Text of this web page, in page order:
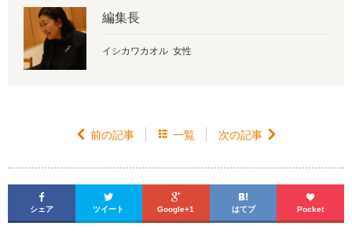
編集長
イシカワカオル 女性
 前の記事  一覧 次の記事 

シェア

ツイート

Google+1

はてブ

Pocket